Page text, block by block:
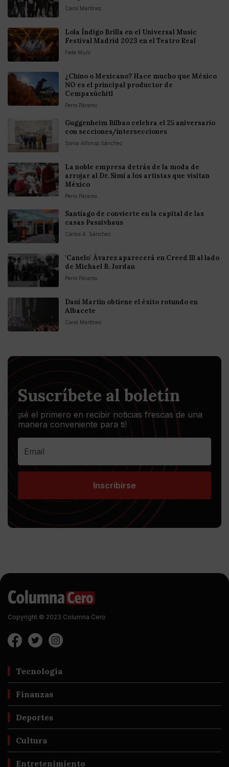
Carol Martínez
Lola Índigo Brilla en el Universal Music
Festival Madrid 2023 en el Teatro Real
Fede Muro
¿Chino o Mexicano? Hace mucho que México
NO es el principal productor de
Cempaxúchitl
Perro Páramo
Guggenheim Bilbao celebra el 25 aniversario
con secciones/intersecciones
Sonia Alfonso Sánchez
La noble empresa detrás de la moda de
arrojar al Dr. Simi a los artistas que visitan
México
Perro Páramo
Santiago de convierte en la capital de las
casas Passivhaus
Carlos A. Sánchez
'Canelo' Ávarez aparecerá en Creed lll al lado
de Michael B. Jordan
Perro Páramo
Dani Martín obtiene el éxito rotundo en
Albacete
Carol Martínez
Suscríbete al boletín
¡sé el primero en recibir noticias frescas de una
manera conveniente para ti!
Inscribirse
Copyright © 2023 Columna Cero
Tecnología
Finanzas
Deportes
Cultura
Entretenimiento